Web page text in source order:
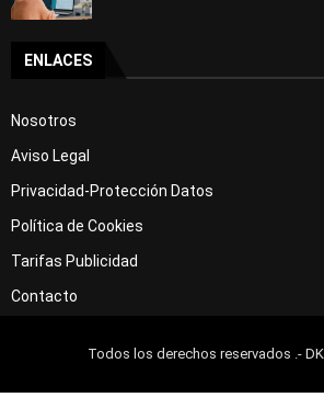
ENLACES
Nosotros
Aviso Legal
Privacidad-Protección Datos
Política de Cookies
Tarifas Publicidad
Contacto
Todos los derechos reservados .-